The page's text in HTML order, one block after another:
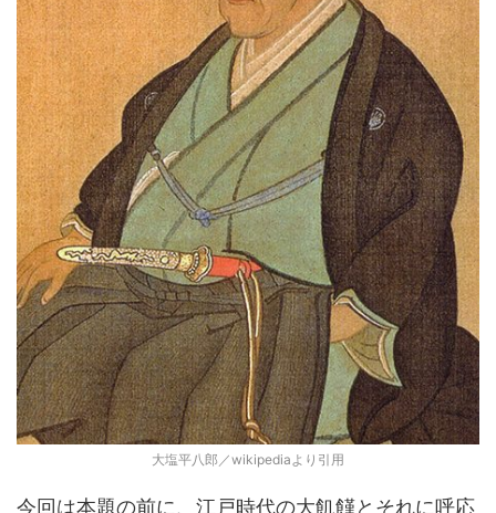
大塩平八郎／wikipediaより引用
今回は本題の前に、江戸時代の大飢饉とそれに呼応